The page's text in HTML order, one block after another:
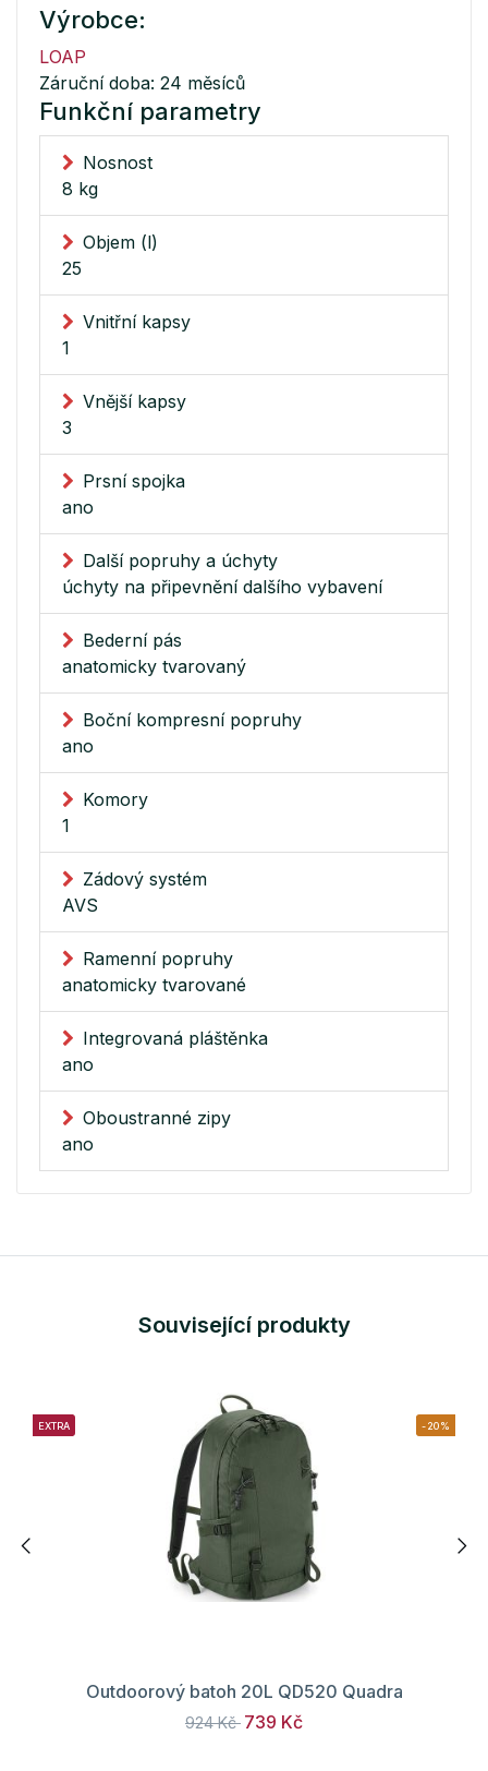
Výrobce:
LOAP
Záruční doba: 24 měsíců
Funkční parametry
Nosnost
8 kg
Objem (l)
25
Vnitřní kapsy
1
Vnější kapsy
3
Prsní spojka
ano
Další popruhy a úchyty
úchyty na připevnění dalšího vybavení
Bederní pás
anatomicky tvarovaný
Boční kompresní popruhy
ano
Komory
1
Zádový systém
AVS
Ramenní popruhy
anatomicky tvarované
Integrovaná pláštěnka
ano
Oboustranné zipy
ano
Související produkty
EXTRA -20%
Outdoorový batoh 20L QD520 Quadra
924 Kč 739 Kč